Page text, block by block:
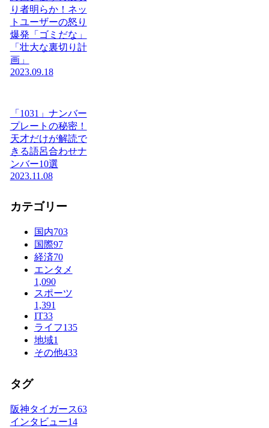
り者明らか！ネッ
トユーザーの怒り
爆発「ゴミだな」
「壮大な裏切り計
画」
2023.09.18
「1031」ナンバー
プレートの秘密！
天才だけが解読で
きる語呂合わせナ
ンバー10選
2023.11.08
カテゴリー
国内703
国際97
経済70
エンタメ
1,090
スポーツ
1,391
IT33
ライフ135
地域1
その他433
タグ
阪神タイガース63
インタビュー14